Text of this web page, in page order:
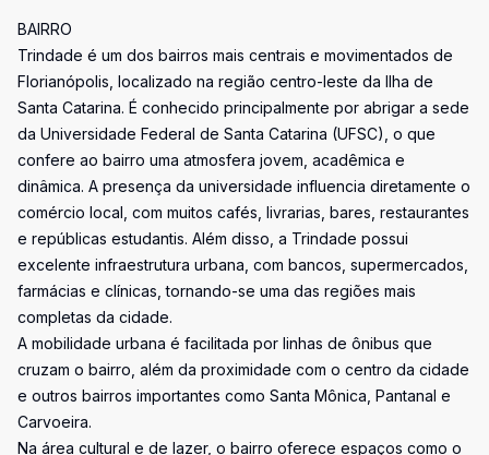
BAIRRO
Trindade é um dos bairros mais centrais e movimentados de
Florianópolis, localizado na região centro-leste da Ilha de
Santa Catarina. É conhecido principalmente por abrigar a sede
da Universidade Federal de Santa Catarina (UFSC), o que
confere ao bairro uma atmosfera jovem, acadêmica e
dinâmica. A presença da universidade influencia diretamente o
comércio local, com muitos cafés, livrarias, bares, restaurantes
e repúblicas estudantis. Além disso, a Trindade possui
excelente infraestrutura urbana, com bancos, supermercados,
farmácias e clínicas, tornando-se uma das regiões mais
completas da cidade.
A mobilidade urbana é facilitada por linhas de ônibus que
cruzam o bairro, além da proximidade com o centro da cidade
e outros bairros importantes como Santa Mônica, Pantanal e
Carvoeira.
Na área cultural e de lazer, o bairro oferece espaços como o